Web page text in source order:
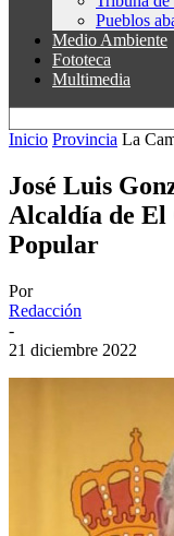
Pueblos
Medio Ambiente
Fototeca
Multimedia
Inicio Provincia La
José Luis
Alcaldía de El
Popular
Por
Redacción
-
21 diciembre 2022